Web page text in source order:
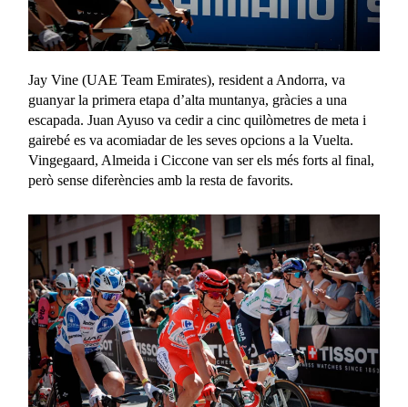
Jay Vine (UAE Team Emirates), resident a Andorra, va
guanyar la primera etapa d’alta muntanya, gràcies a una
escapada. Juan Ayuso va cedir a cinc quilòmetres de meta i
gairebé es va acomiadar de les seves opcions a la Vuelta.
Vingegaard, Almeida i Ciccone van ser els més forts al final,
però sense diferències amb la resta de favorits.